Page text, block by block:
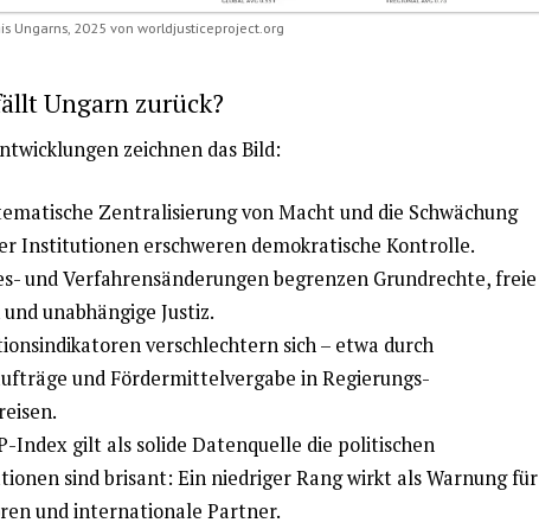
Ungarns, 2025 von worldjusticeproject.org
Ungarn zurück?
zeichnen das Bild:
Zentralisierung von Macht und die Schwächung
Institutionen erschweren demokratische Kontrolle.
und Verfahrensänderungen begrenzen Grundrechte, freie
unabhängige Justiz.
verschlechtern sich – etwa durch
und Fördermittelvergabe in Regierungs-
Index gilt als solide Datenquelle die politischen
sind brisant: Ein niedriger Rang wirkt als Warnung für
und internationale Partner.